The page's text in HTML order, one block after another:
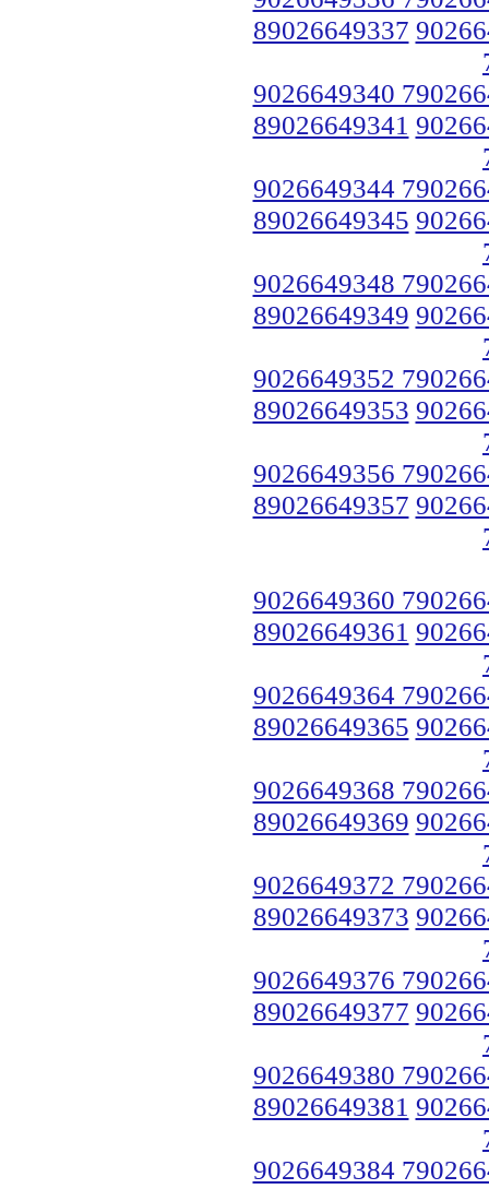
89026649337
9026649340
89026649341
9026649344
89026649345
9026649348
89026649349
9026649352
89026649353
9026649356
89026649357
9026649360
89026649361
9026649364
89026649365
9026649368
89026649369
9026649372
89026649373
9026649376
89026649377
9026649380
89026649381
9026649384